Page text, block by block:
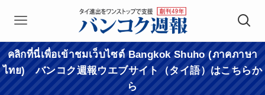
คลิกที่นี่เพื่อเข้าชมเว็บไซต์ Bangkok Shuho (ภาคภาษา
ไทย) バンコク週報ウエブサイト（タイ語）はこちらか
ら